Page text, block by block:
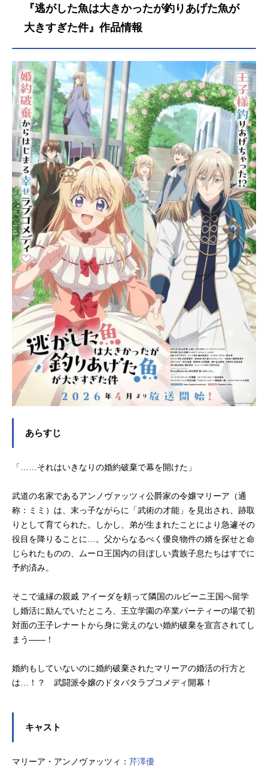
『逃がした魚は大きかったが釣りあげた魚が
大きすぎた件』作品情報
あらすじ
「……それはいきなりの婚約破棄で幕を開けた」
武道の名家であるアンノヴァッツィ公爵家の令嬢マリーア（通
称：ミミ）は、末っ子ながらに「武術の才能」を見出され、跡取
りとして育てられた。しかし、弟が生まれたことにより急遽その
役目を降りることに…。父からなるべく優良物件の婿を探せと命
じられたものの、ムーロ王国内の目ぼしい貴族子息たちはすでに
予約済み。
そこで遠縁の親戚 アイーダを頼って隣国のルビーニ王国へ留学
し婚活に励んでいたところ、王立学園の卒業パーティーの場で初
対面の王子レナートから身に覚えのない婚約破棄を宣言されてし
まう――！
婚約もしていないのに婚約破棄されたマリーアの婚活の行方と
は…！？ 武闘派令嬢のドタバタラブコメディ開幕！
キャスト
マリーア・アンノヴァッツィ： 芹澤優